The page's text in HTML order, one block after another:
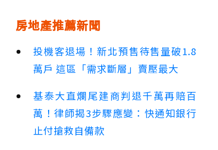
房地產推薦新聞
投機客退場！新北預售待售量破1.8
萬戶 這區「需求斷層」賣壓最大
基泰大直爛尾建商判退千萬再賠百
萬！律師揭3步驟應變：快通知銀行
止付搶救自備款